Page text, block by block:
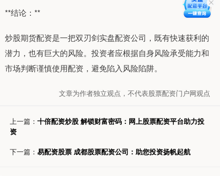
**结论：**
炒股期货配资是一把双刃剑实盘配资公司，既有快速获利的
潜力，也有巨大的风险。投资者应根据自身风险承受能力和
市场判断谨慎使用配资，避免陷入风险陷阱。
文章为作者独立观点，不代表股票配资门户网观点
上一篇： 十倍配资炒股 解锁财富密码：网上股票配资平台助力投
资
下一篇： 易配资股票 成都股票配资公司：助您投资扬帆起航